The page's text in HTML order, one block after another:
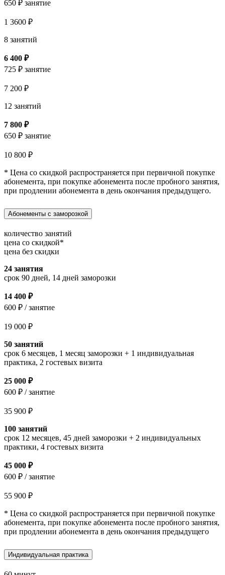
650 ₽ занятие
1 3600 ₽
8 занятий
6 400 ₽
725 ₽ занятие
7 200 ₽
12 занятий
7 800 ₽
650 ₽ занятие
10 800 ₽
* Цена со скидкой распространяется при первичной покупке
абонемента, при покупке абонемента после пробного занятия,
при продлении абонемента в день окончания предыдущего.
Абонементы с заморозкой
количество занятий
цена со скидкой*
цена без скидки
24 занятия
срок 90 дней, 14 дней заморозки
14 400 ₽
600 ₽ / занятие
19 000 ₽
50 занятий
срок 6 месяцев, 1 месяц заморозки + 1 индивидуальная
практика, 2 гостевых визита
25 000 ₽
600 ₽ / занятие
35 900 ₽
100 занятий
срок 12 месяцев, 45 дней заморозки + 2 индивидуальных
практики, 4 гостевых визита
45 000 ₽
600 ₽ / занятие
55 900 ₽
* Цена со скидкой распространяется при первичной покупке
абонемента, при покупке абонемента после пробного занятия,
при продлении абонемента в день окончания предыдущего
Индивидуальная практика